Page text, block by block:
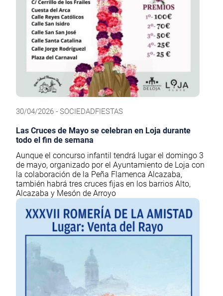
30/04/2026 - SOCIEDADFIESTAS
Las Cruces de Mayo se celebran en Loja durante
todo el fin de semana
Aunque el concurso infantil tendrá lugar el domingo 3
de mayo, organizado por el Ayuntamiento de Loja con
la colaboración de la Peña Flamenca Alcazaba,
también habrá tres cruces fijas en los barrios Alto,
Alcazaba y Mesón de Arroyo